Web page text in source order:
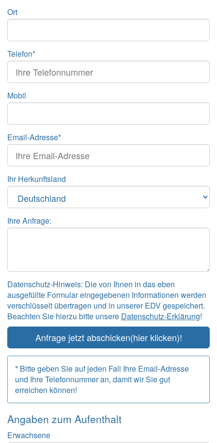
Ort
Telefon*
Mobil
Email-Adresse*
Ihr Herkunftsland
Ihre Anfrage:
Datenschutz-Hinweis: Die von Ihnen in das eben
ausgefüllte Formular eingegebenen Informationen werden
verschlüsselt übertragen und in unserer EDV gespeichert.
Beachten Sie hierzu bitte unsere Datenschutz-Erklärung!
Anfrage jetzt abschicken(hier klicken)!
* Bitte geben Sie auf jeden Fall Ihre Email-Adresse
und Ihre Telefonnummer an, damit wir Sie gut
erreichen können!
Angaben zum Aufenthalt
Erwachsene